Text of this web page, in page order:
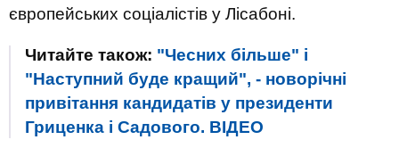
європейських соціалістів у Лісабоні.
Читайте також: "Чесних більше" і
"Наступний буде кращий", - новорічні
привітання кандидатів у президенти
Гриценка і Садового. ВIДЕО